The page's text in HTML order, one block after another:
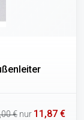
€ nur 11,87 €